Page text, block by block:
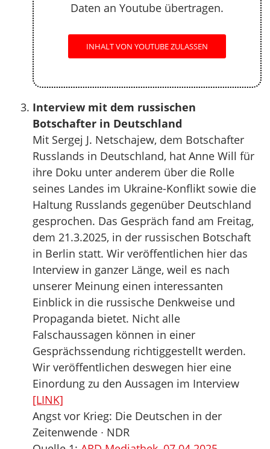
Daten an Youtube übertragen.
INHALT VON YOUTUBE ZULASSEN
Interview mit dem russischen
Botschafter in Deutschland
Mit Sergej J. Netschajew, dem Botschafter
Russlands in Deutschland, hat Anne Will für
ihre Doku unter anderem über die Rolle
seines Landes im Ukraine-Konflikt sowie die
Haltung Russlands gegenüber Deutschland
gesprochen. Das Gespräch fand am Freitag,
dem 21.3.2025, in der russischen Botschaft
in Berlin statt. Wir veröffentlichen hier das
Interview in ganzer Länge, weil es nach
unserer Meinung einen interessanten
Einblick in die russische Denkweise und
Propaganda bietet. Nicht alle
Falschaussagen können in einer
Gesprächssendung richtiggestellt werden.
Wir veröffentlichen deswegen hier eine
Einordung zu den Aussagen im Interview
[LINK]
Angst vor Krieg: Die Deutschen in der
Zeitenwende ∙ NDR